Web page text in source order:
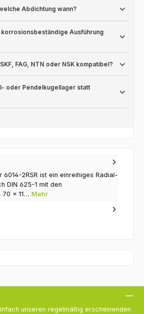
Abdichtung wann?
Ausführung
FAG, NTN oder NSK kompatibel?
oder Pendelkugellager statt
6014-2RSR ist ein einreihiges Radial-
DIN 625-1 mit den
70 × 11… Mehr
unseren regelmäßig erscheinenden